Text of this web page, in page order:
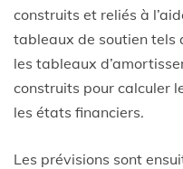
construits et reliés à
tableaux de soutien tels
les tableaux
construits pour calculer
les états financiers.
Les prévisions sont